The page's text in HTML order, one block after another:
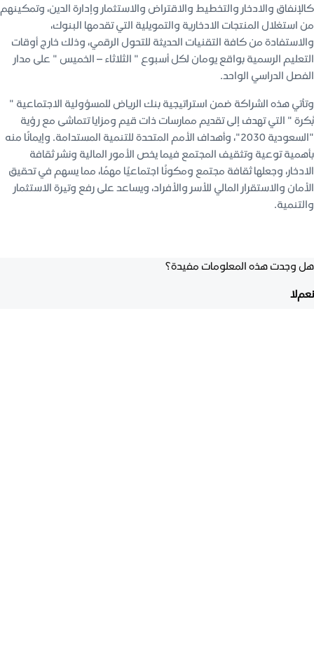
كالإنفاق والادخار والتخطيط والاقتراض والاستثمار وإدارة الدين، وتمكينهم
من استغلال المنتجات الادخارية والتمويلية التي تقدمها البنوك،
والاستفادة من كافة التقنيات الحديثة للتحول الرقمي، وذلك خارج أوقات
التعليم الرسمية بواقع يومان لكل أسبوع " الثلاثاء – الخميس " على مدار
الفصل الدراسي الواحد.
وتأتي هذه الشراكة ضمن استراتيجية بنك الرياض للمسؤولية الاجتماعية "
بُكرة " التي تهدف إلى تقديم ممارسات ذات قيم ومزايا تتماشى مع رؤية
"السعودية 2030"، وأهداف الأمم المتحدة للتنمية المستدامة. وإيمانًا منه
بأهمية توعية وتثقيف المجتمع فيما يخص الأمور المالية ونشر ثقافة
الادخار، وجعلها ثقافة مجتمع ومكونًا اجتماعيًا مهمًا، مما يسهم في تحقيق
الأمان والاستقرار المالي للأسر والأفراد، ويساعد على رفع وتيرة الاستثمار
والتنمية.
هل وجدت هذه المعلومات مفيدة؟
نعملا